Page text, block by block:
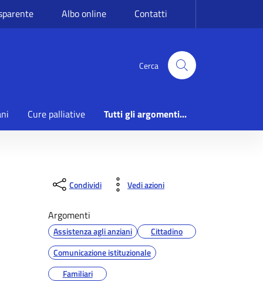
Albo online Contatti
Cerca
Cure palliative Tutti gli argomenti...
Condividi Vedi azioni
Argomenti
Assistenza agli anziani
Cittadino
Comunicazione istituzionale
Familiari